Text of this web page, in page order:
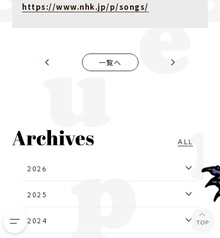
https://www.nhk.jp/p/songs/
一覧へ
ALL
2026
2025
2024